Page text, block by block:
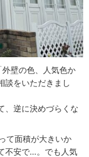
壁の色、人気色か
談をいただきまし
、逆に決めづらくな
て面積が大きいか
不安で…。でも人気